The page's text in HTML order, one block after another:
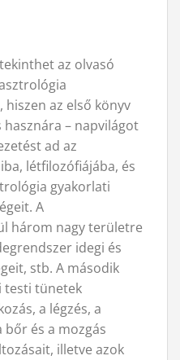
az olvasó
az első könyv
– napvilágot
ad az
létfilozófiájába, és
gyakorlati
A
három nagy területre
idegi és
stb. A második
testi tünetek
a légzés, a
bőr és a mozgás
illetve azok